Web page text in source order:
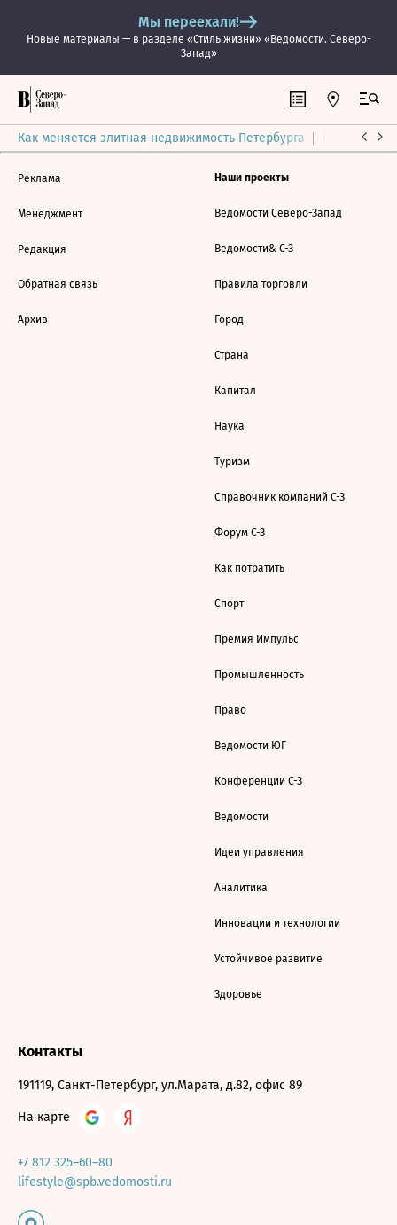
Мы переехали!
Новые материалы — в разделе «Стиль жизни» «Ведомости. Северо-
Запад»
Как меняется элитная недвижимость Петербурга Ситуация
Реклама
Менеджмент
Редакция
Обратная связь
Архив
Наши проекты
Ведомости Северо-Запад
Ведомости& С-З
Правила торговли
Город
Страна
Капитал
Наука
Туризм
Справочник компаний С-З
Форум С-З
Как потратить
Спорт
Премия Импульс
Промышленность
Право
Ведомости ЮГ
Конференции С-З
Ведомости
Идеи управления
Аналитика
Инновации и технологии
Устойчивое развитие
Здоровье
Контакты
191119, Санкт-Петербург, ул.Марата, д.82, офис 89
На карте
+7 812 325–60–80
lifestyle@spb.vedomosti.ru